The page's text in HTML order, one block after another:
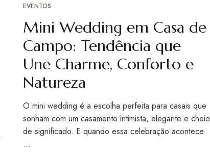
14
EVENTOS
Mini Wedding em Casa de
Campo: Tendência que
Une Charme, Conforto e
Natureza
O mini wedding é a escolha perfeita para casais que
sonham com um casamento intimista, elegante e cheio
de significado. E quando essa celebração acontece
…